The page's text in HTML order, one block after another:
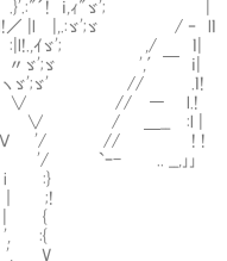
_..ti |! .}'.:"´! ｉ,ｨ"
'ｌ| :l| :l!／ |l |,.:ゞ';
／ l! :|l!.,ｲゞ'; ,/
、 〃ゞ';ゞ ',′￣ ｉ
ヽゞ';ゞ' // .ｌ!
∨ // ― l.! ..;ゞ
/ ＿__ :l | ;ゞ
'/ // ! ! ゞ';
- .. __,｣｣ ゞ
, i :}
V :! i :｜
' ＿V i :| : | {
ヽ , ' :| : ',
', V